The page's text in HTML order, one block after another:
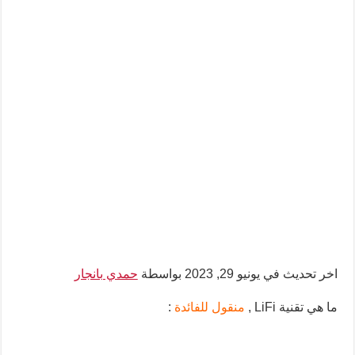
اخر تحديث في يونيو 29, 2023 بواسطة حمدي بانجار
ما هي تقنية LiFi , منقول للفائدة: